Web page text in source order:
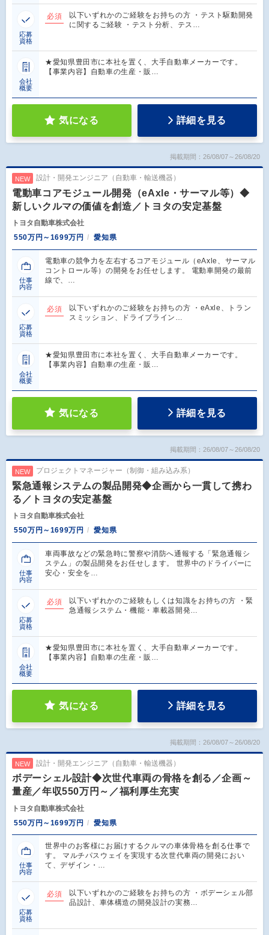
応募
資格
必須
以下いずれかのご経験をお持ちの方 ・テスト駆動開発
に関するご経験 ・テスト分析、テス…
会社
概要
★愛知県豊田市に本社を置く、大手自動車メーカーです。
【事業内容】自動車の生産・販…
気になる 詳細を見る
掲載期間：26/08/07～26/08/20
NEW 設計・開発エンジニア（自動車・輸送機器）
電動車コアモジュール開発（eAxle・サーマル等）◆
新しいクルマの価値を創造／トヨタの安定基盤
トヨタ自動車株式会社
550万円～1699万円
愛知県
仕事
内容
電動車の競争力を左右するコアモジュール（eAxle、サーマル
コントロール等）の開発をお任せします。 電動車開発の最前
線で、…
応募
資格
必須
以下いずれかのご経験をお持ちの方 ・eAxle、トラン
スミッション、ドライブライン…
会社
概要
★愛知県豊田市に本社を置く、大手自動車メーカーです。
【事業内容】自動車の生産・販…
気になる 詳細を見る
掲載期間：26/08/07～26/08/20
NEW プロジェクトマネージャー（制御・組み込み系）
緊急通報システムの製品開発◆企画から一貫して携わ
る／トヨタの安定基盤
トヨタ自動車株式会社
550万円～1699万円
愛知県
仕事
内容
車両事故などの緊急時に警察や消防へ通報する「緊急通報シ
ステム」の製品開発をお任せします。 世界中のドライバーに
安心・安全を…
応募
資格
必須
以下いずれかのご経験もしくは知識をお持ちの方 ・緊
急通報システム・機能・車載器開発…
会社
概要
★愛知県豊田市に本社を置く、大手自動車メーカーです。
【事業内容】自動車の生産・販…
気になる 詳細を見る
掲載期間：26/08/07～26/08/20
NEW 設計・開発エンジニア（自動車・輸送機器）
ボデーシェル設計◆次世代車両の骨格を創る／企画～
量産／年収550万円～／福利厚生充実
トヨタ自動車株式会社
550万円～1699万円
愛知県
仕事
内容
世界中のお客様にお届けするクルマの車体骨格を創る仕事で
す。 マルチパスウェイを実現する次世代車両の開発におい
て、デザイン・…
応募
資格
必須
以下いずれかのご経験をお持ちの方 ・ボデーシェル部
品設計、車体構造の開発設計の実務…